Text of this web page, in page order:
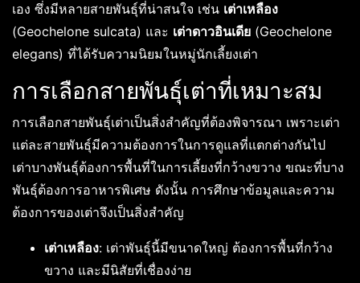
เอง ซึ่งมีหลายสายพันธุ์ที่น่าสนใจ เช่น เต่าเหลือง
(Geochelone sulcata) และ เต่าดาวอินเดีย (Geochelone
elegans) ที่ได้รับความนิยมในหมู่นักเลี้ยงเต่า
การเลือกสายพันธุ์เต่าที่เหมาะสม
การเลือกสายพันธุ์เต่าเป็นสิ่งสำคัญที่ต้องพิจารณา เพราะเต่า
แต่ละสายพันธุ์มีความต้องการในการดูแลที่แตกต่างกันไป
เต่าบางพันธุ์ต้องการพื้นที่ในการเลี้ยงที่กว้างขวาง ขณะที่บาง
พันธุ์ต้องการอาหารพิเศษ ดังนั้น การศึกษาข้อมูลและความ
ต้องการของเต่าจึงเป็นสิ่งสำคัญ
เต่าเหลือง: เต่าพันธุ์นี้มีขนาดใหญ่ ต้องการพื้นที่กว้าง
ขวาง และมีนิสัยที่เชื่องง่าย